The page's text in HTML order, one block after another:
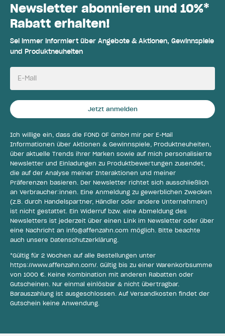
Newsletter abonnieren und 10%*
Rabatt erhalten!
Sei immer informiert über Angebote & Aktionen, Gewinnspiele
und Produktneuheiten
E-Mail
Jetzt anmelden
Ich willige ein, dass die FOND OF GmbH mir per E-Mail
Informationen über Aktionen & Gewinnspiele, Produktneuheiten,
über aktuelle Trends ihrer Marken sowie auf mich personalisierte
Newsletter und Einladungen zu Produktbewertungen zusendet,
die auf der Analyse meiner Interaktionen und meiner
Präferenzen basieren. Der Newsletter richtet sich ausschließlich
an Verbraucher:innen. Eine Anmeldung zu gewerblichen Zwecken
(z.B. durch Handelspartner, Händler oder andere Unternehmen)
ist nicht gestattet. Ein Widerruf bzw. eine Abmeldung des
Newsletters ist jederzeit über einen Link im Newsletter oder über
eine Nachricht an info@affenzahn.com möglich. Bitte beachte
auch unsere Datenschutzerklärung.
*Gültig für 2 Wochen auf alle Bestellungen unter
https://www.affenzahn.com/. Gültig bis zu einer Warenkorbsumme
von 1000 €. Keine Kombination mit anderen Rabatten oder
Gutscheinen. Nur einmal einlösbar & nicht übertragbar.
Barauszahlung ist ausgeschlossen. Auf Versandkosten findet der
Gutschein keine Anwendung.